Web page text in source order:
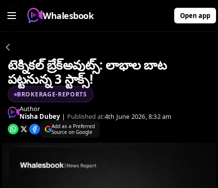
Whalesbook Open app
టెక్నికల్ బ్రేక్‌అవుట్స్: లాభాల బాట
పట్టనున్న 3 స్టాక్స్!
BROKERAGE-REPORTS
Author
Nisha Dubey | Published at:4th June 2026, 8:32 am
Add as a Preferred
Source on Google